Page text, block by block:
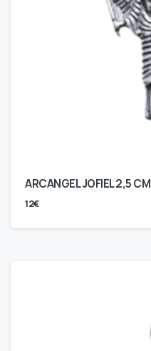
ARCANGEL JOFIEL 2,5 CM
12€